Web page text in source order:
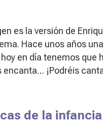
es la versión de
Hace unos años
en día tenemos que
encanta… ¡Podréis
de la